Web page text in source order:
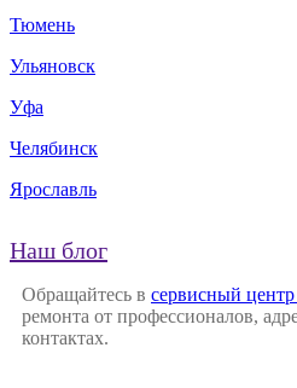
Тюмень
Ульяновск
Уфа
Челябинск
Ярославль
Наш блог
Обращайтесь в сервисный
ремонта от профессионалов,
контактах.